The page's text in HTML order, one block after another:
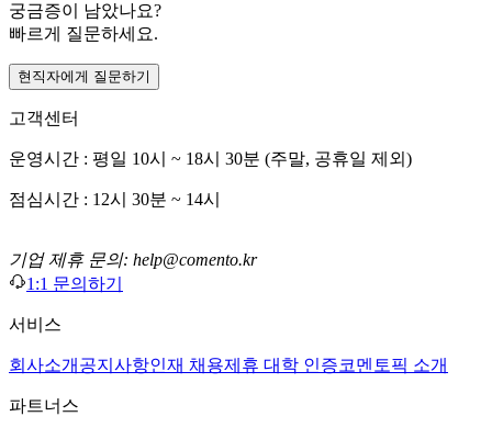
궁금증이 남았나요?
빠르게 질문하세요.
현직자에게 질문하기
고객센터
운영시간 : 평일 10시 ~ 18시 30분 (주말, 공휴일 제외)
점심시간 : 12시 30분 ~ 14시
기업 제휴 문의: help@comento.kr
1:1 문의하기
서비스
회사소개 공지사항인재 채용제휴 대학 인증코멘토픽 소개
파트너스